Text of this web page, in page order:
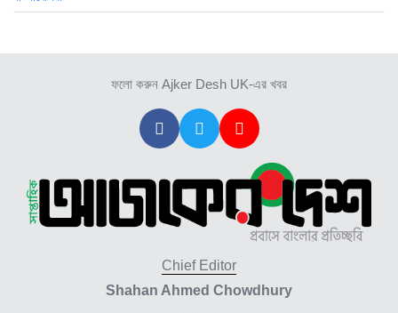
ফলো করুন Ajker Desh UK-এর খবর
Chief Editor
Shahan Ahmed Chowdhury